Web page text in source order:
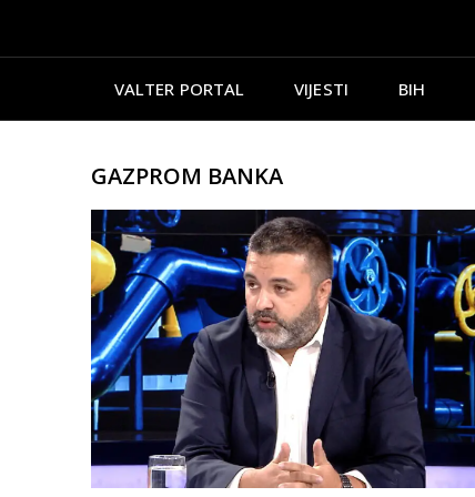
VALTER PORTAL VIJESTI BIH
GAZPROM BANKA